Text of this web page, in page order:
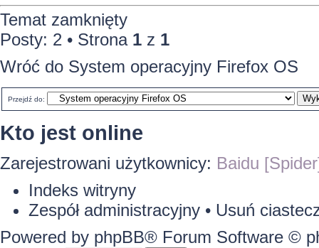
Temat zamknięty
Posty: 2 • Strona 1 z 1
Wróć do System operacyjny Firefox OS
Przejdź do:
Kto jest online
Zarejestrowani użytkownicy: Baidu
Indeks witryny
Zespół administracyjny • Usuń
Powered by phpBB® Forum Software ©